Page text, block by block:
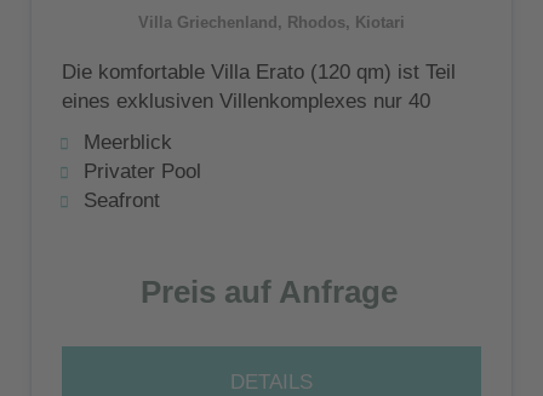
Villa Griechenland, Rhodos, Kiotari
Die komfortable Villa Erato (120 qm) ist Teil
eines exklusiven Villenkomplexes nur 40
Meter von einem Strand von exquisiter
Schönheit entfernt und für 5 Gäste geeignet
Meerblick
Privater Pool
Seafront
Preis auf Anfrage
DETAILS